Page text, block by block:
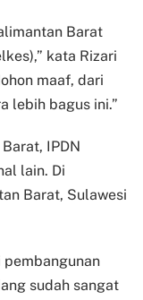
Barat
kata Rizari
maaf, dari
lebih bagus ini.”
IPDN
lain. Di
Barat, Sulawesi
pembangunan
sudah sangat